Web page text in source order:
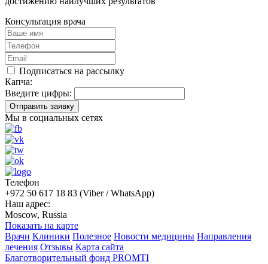
Консультация врача
Подписаться на рассылку
Капча:
Введите цифры:
Отправить заявку
Мы в социальных сетях
Телефон
+972 50 617 18 83 (Viber / WhatsApp)
Наш адрес:
Moscow, Russia
Показать на карте
Врачи Клиники Полезное Новости медицины Направления
лечения Отзывы Карта сайта
Благотворительный фонд PROMTI